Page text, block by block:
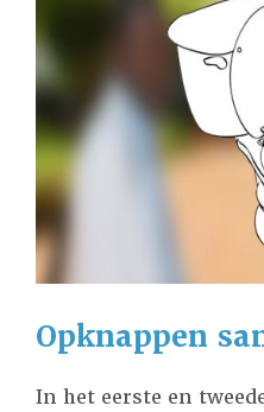
Opknappen
In het eerste en